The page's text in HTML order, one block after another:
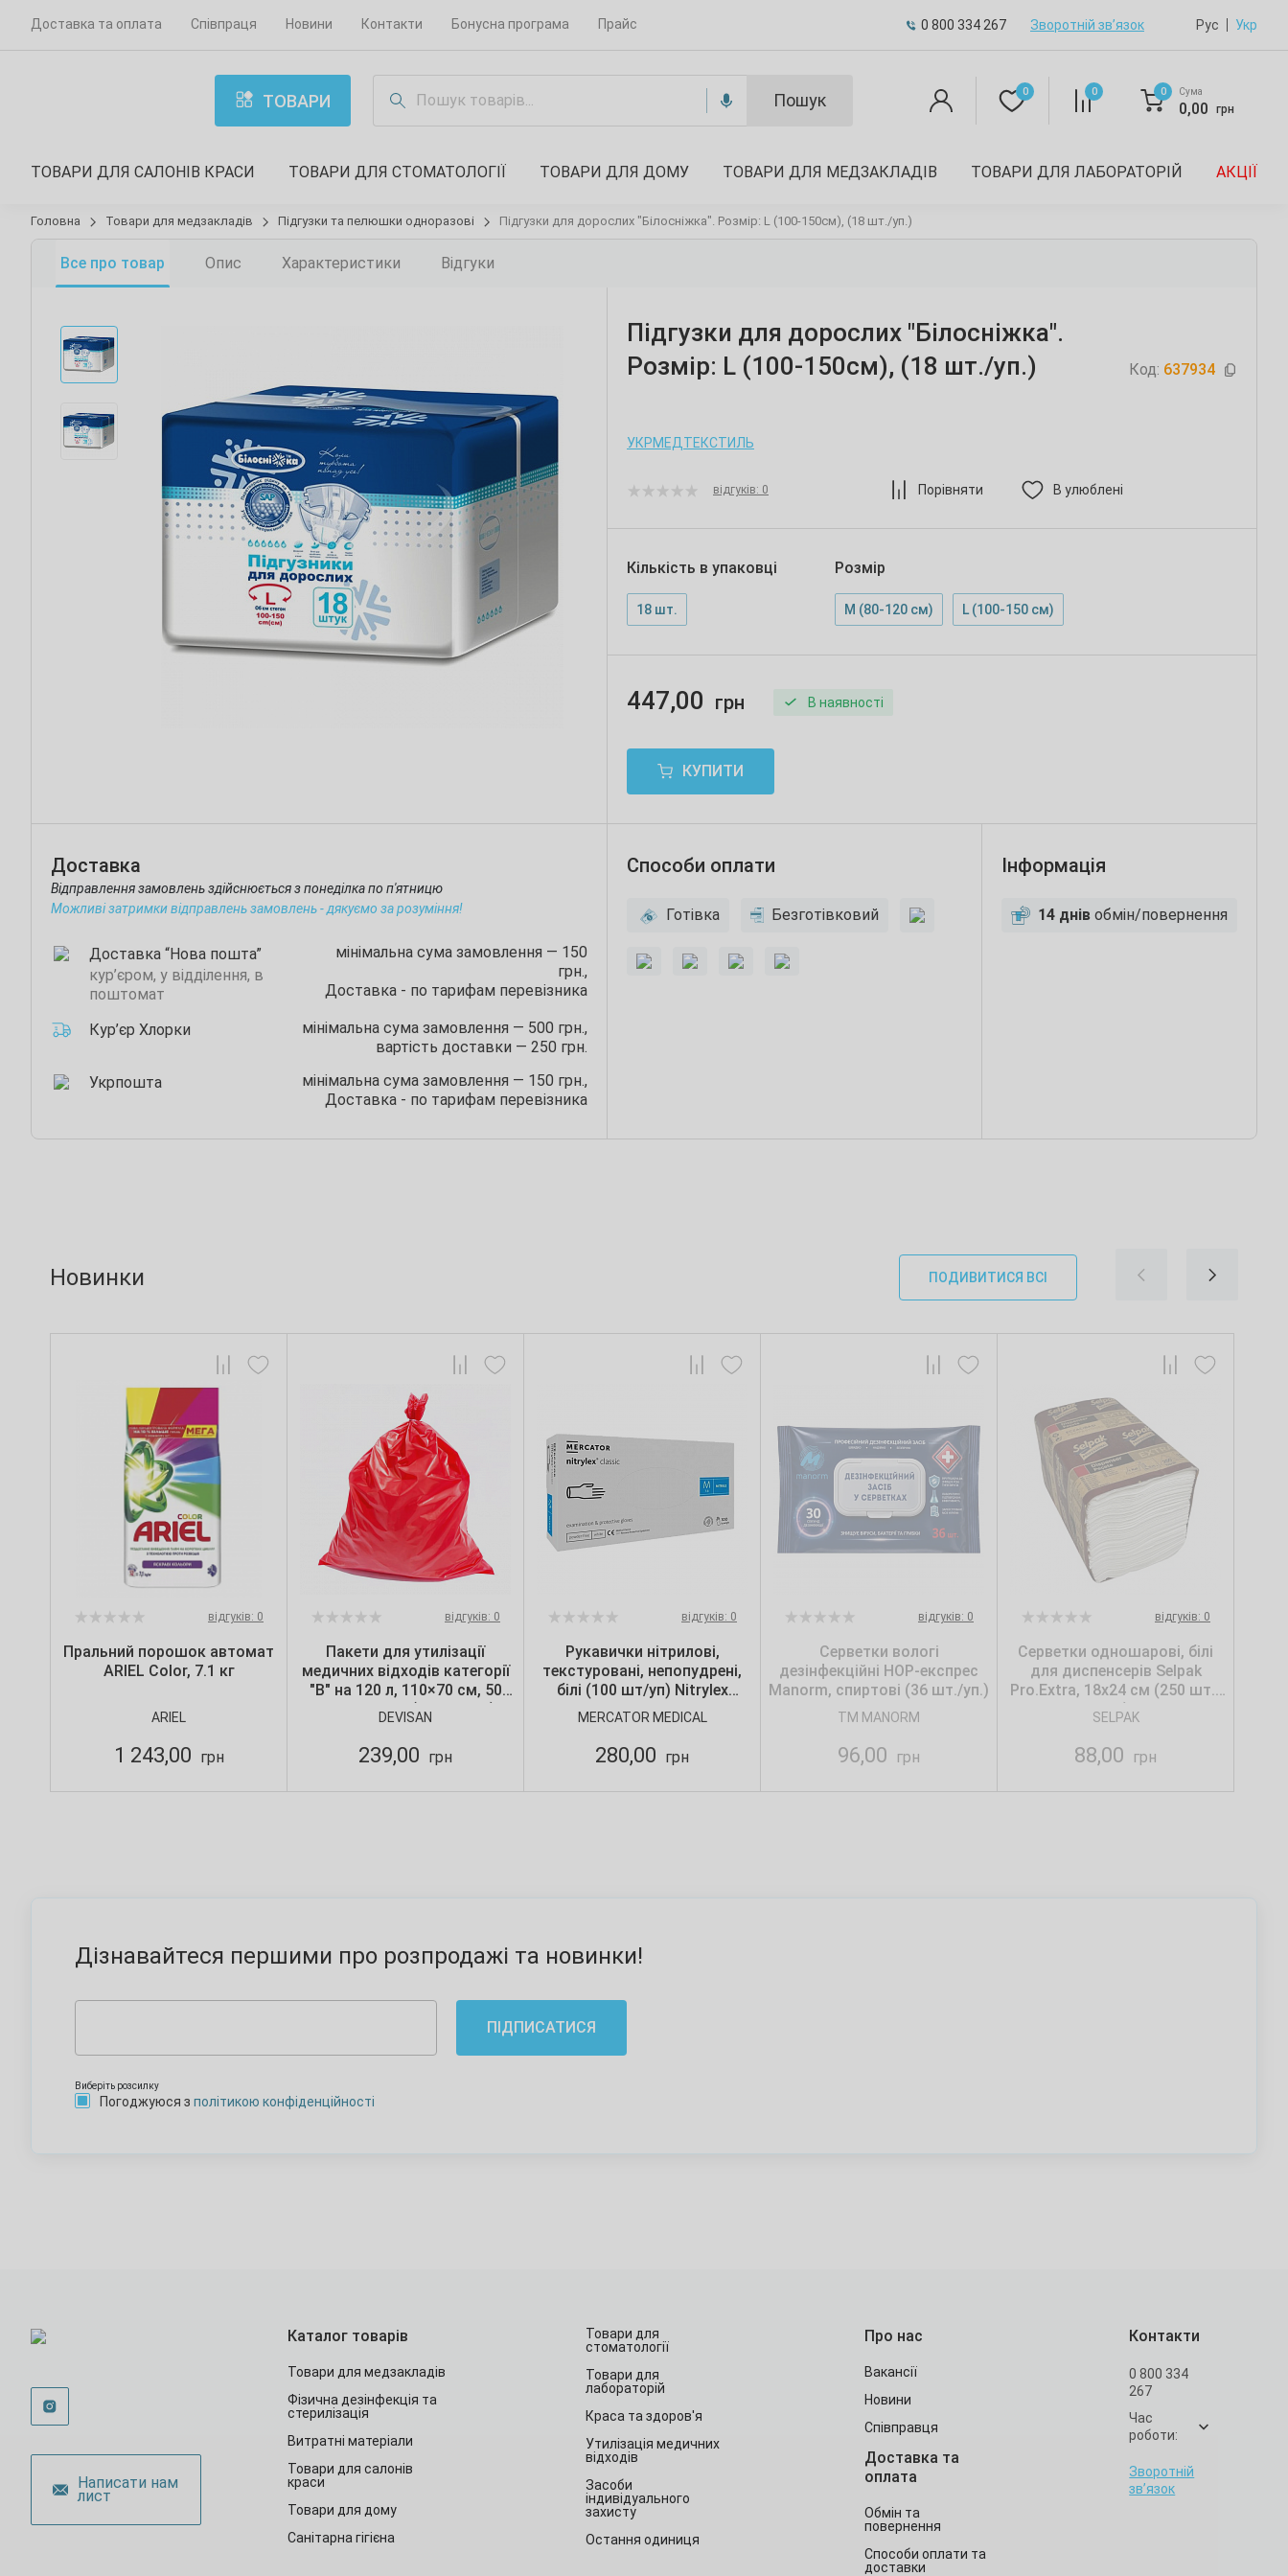
Доставка та оплата Співпраця Новини Контакти Бонусна програма Прайс 0 800 334 267 Зворотній зв’язок Рус Укр
ТОВАРИ Пошук 0 0 0 Сума
0,00 грн
ТОВАРИ ДЛЯ САЛОНІВ КРАСИ ТОВАРИ ДЛЯ СТОМАТОЛОГІЇ ТОВАРИ ДЛЯ ДОМУ ТОВАРИ ДЛЯ МЕДЗАКЛАДІВ ТОВАРИ ДЛЯ ЛАБОРАТОРІЙ АКЦІЇ
Головна Товари для медзакладів Підгузки та пелюшки одноразові Підгузки для дорослих "Білосніжка". Розмір: L (100-150см), (18 шт./уп.)
Все про товар Опис Характеристики Відгуки
Підгузки для дорослих "Білосніжка".
Розмір: L (100-150см), (18 шт./уп.)
Код: 637934
УКРМЕДТЕКСТИЛЬ
відгуків: 0 Порівняти В улюблені
Кількість в упаковці
18 шт.
Розмір
M (80-120 см) L (100-150 см)
447,00 грн В наявності
КУПИТИ
Доставка
Відправлення замовлень здійснюється з понеділка по п'ятницю
Можливі затримки відправлень замовлень - дякуємо за розуміння!
Доставка “Нова пошта”
кур’єром, у відділення, в
поштомат
мінімальна сума замовлення — 150
грн.,
Доставка - по тарифам перевізника
Кур’єр Хлорки
мінімальна сума замовлення — 500 грн.,
вартість доставки — 250 грн.
Укрпошта
мінімальна сума замовлення — 150 грн.,
Доставка - по тарифам перевізника
Способи оплати
Готівка Безготівковий
Інформація
14 днів обмін/повернення
Новинки ПОДИВИТИСЯ ВСІ
відгуків: 0
Пральний порошок автомат
ARIEL Color, 7.1 кг
ARIEL
1 243,00 грн
відгуків: 0
Пакети для утилізації
медичних відходів категорії
"B" на 120 л, 110×70 см, 50
мкм, червоні (10 шт./уп.),
Devisan
DEVISAN
239,00 грн
відгуків: 0
Рукавички нітрилові,
текстуровані, непопудрені,
білі (100 шт/уп) Nitrylex
CLASSIC, Mercator, р. S
MERCATOR MEDICAL
280,00 грн
відгуків: 0
Серветки вологі
дезінфекційні НОР-експрес
Manorm, спиртові (36 шт./уп.)
TM MANORM
96,00 грн
відгуків: 0
Серветки одношарові, білі
для диспенсерів Selpak
Pro.Extra, 18х24 см (250 шт./
уп.)
SELPAK
88,00 грн
Дізнавайтеся першими про розпродажі та новинки!
ПІДПИСАТИСЯ
Виберіть розсилку
Погоджуюся з політикою конфіденційності
Написати нам
лист
Каталог товарів
Товари для медзакладів
Фізична дезінфекція та
стерилізація
Витратні матеріали
Товари для салонів
краси
Товари для дому
Санітарна гігієна
Товари для
стоматології
Товари для
лабораторій
Краса та здоров'я
Утилізація медичних
відходів
Засоби
індивідуального
захисту
Остання одиниця
Про нас
Вакансії
Новини
Співправця
Доставка та
оплата
Обмін та
повернення
Способи оплати та
доставки
Контакти
0 800 334
267
Час
роботи:
Зворотній
зв’язок